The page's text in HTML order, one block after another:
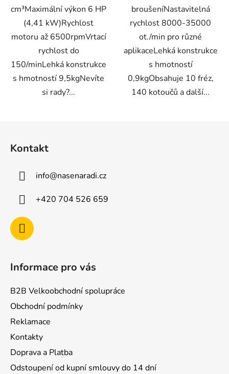
cm³Maximální výkon 6 HP
(4,41 kW)Rychlost
motoru až 6500rpmVrtací
rychlost do
150/minLehká konstrukce
s hmotností 9,5kgNevíte
si rady?...
broušeníNastavitelná
rychlost 8000-35000
ot./min pro různé
aplikaceLehká konstrukce
s hmotností
0,9kgObsahuje 10 fréz,
140 kotoučů a další...
Kontakt
info@nasenaradi.cz
+420 704 526 659
Informace pro vás
B2B Velkoobchodní spolupráce
Obchodní podmínky
Reklamace
Kontakty
Doprava a Platba
Odstoupení od kupní smlouvy do 14 dní